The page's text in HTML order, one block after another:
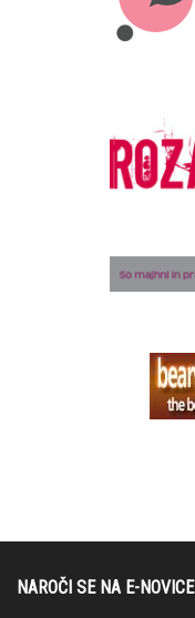
NAROČI SE NA E-NOVICE